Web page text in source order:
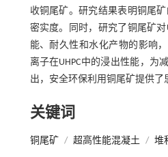
收铜尾矿。研究结果表明铜尾矿
密实度。同时，研究了铜尾矿对
能、耐久性和水化产物的影响
离子在UHPC中的浸出性能，为
出，安全环保利用铜尾矿提供了
关键词
铜尾矿 / 超高性能混凝土 / 堆